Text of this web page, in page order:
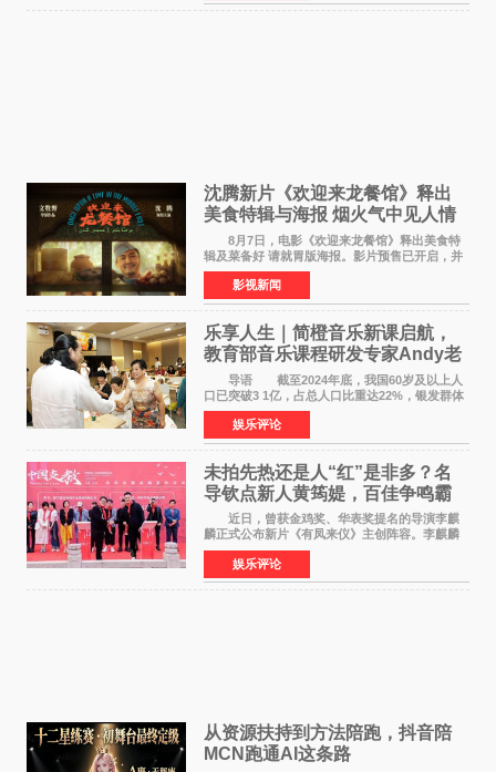
沈腾新片《欢迎来龙餐馆》释出
美食特辑与海报 烟火气中见人情
温暖
8月7日，电影《欢迎来龙餐馆》释出美食特
辑及菜备好 请就胃版海报。影片预售已开启，并
将于8月8日至10日14:00-21:00举行全国超前点
映。电影《欢迎来龙餐馆》作为战争美食喜剧大
片，讲述了中国
影视新闻
乐享人生｜简橙音乐新课启航，
教育部音乐课程研发专家Andy老
师重磅入驻领航银龄琴声
导语 截至2024年底，我国60岁及以上人
口已突破3 1亿，占总人口比重达22%，银发群体
的精神文化需求日益凸显。2024年1月，国务院办
公厅印发《关于发展银发经济增进老年人福祉的
意见》——这是
娱乐评论
未拍先热还是人“红”是非多？名
导钦点新人黄筠媞，百佳争鸣霸
气回应
近日，曾获金鸡奖、华表奖提名的导演李麒
麟正式公布新片《有凤来仪》主创阵容。李麒麟
早年凭电影《华容道》获得金鸡奖、华表奖提
名，此后长期参与国内外电影制作，其担任制片
人参与的作品亦曾
娱乐评论
从资源扶持到方法陪跑，抖音陪
MCN跑通AI这条路